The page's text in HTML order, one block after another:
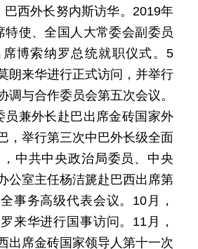
巴西外长努内斯访华。2019年
特使、全国人大常委会副委员
博索纳罗总统就职仪式。5
朗来华进行正式访问，并举行
与合作委员会第五次会议。
员兼外长赴巴出席金砖国家外
，举行第三次中巴外长级全面
中共中央政治局委员、中央
公室主任杨洁篪赴巴西出席第
事务高级代表会议。10月，
来华进行国事访问。11月，
出席金砖国家领导人第十一次